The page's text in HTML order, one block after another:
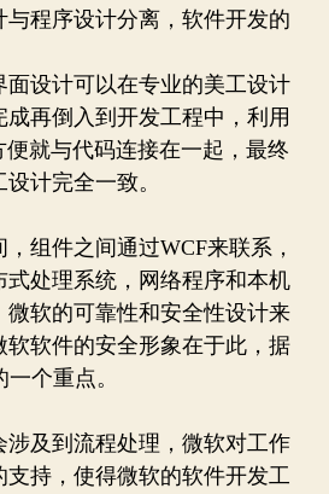
与程序设计分离，软件开发的
设计可以在专业的美工设计
再倒入到开发工程中，利用
就与代码连接在一起，最终
计完全一致。
组件之间通过WCF来联系，
处理系统，网络程序和本机
软的可靠性和安全性设计来
软件的安全形象在于此，据
个重点。
涉及到流程处理，微软对工作
持，使得微软的软件开发工